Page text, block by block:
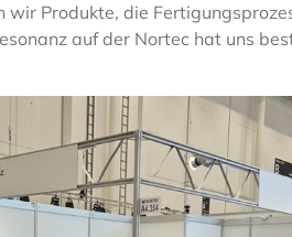
wir Produkte, die
auf der Nortec hat uns